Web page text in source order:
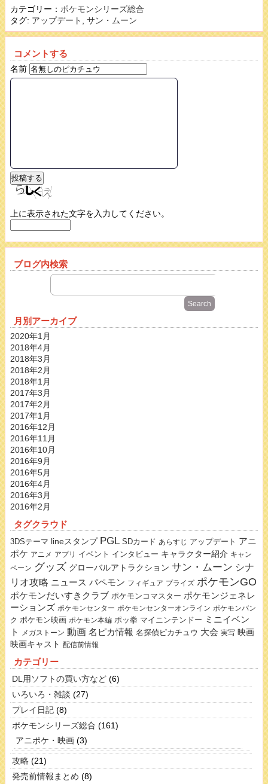
カテゴリー： ポケモンシリーズ総合
タグ: アップデート サン・ムーン
コメントする
名前
上に表示された文字を入力してください。
ブログ内検索
月別アーカイブ
2020年1月
2018年4月
2018年3月
2018年2月
2018年1月
2017年3月
2017年2月
2017年1月
2016年12月
2016年11月
2016年10月
2016年9月
2016年5月
2016年4月
2016年3月
2016年2月
タグクラウド
3DSテーマ lineスタンプ PGL SDカード あらすじ アップデート アニ
ポケ アニメ アプリ イベント インタビュー キャラクター紹介 キャン
ペーン グッズ グローバルアトラクション サン・ムーン シナ
リオ攻略 ニュース パペモン フィギュア プライズ ポケモンGO
ポケモンだいすきクラブ ポケモンコマスター ポケモンジェネレ
ーションズ ポケモンセンター ポケモンセンターオンライン ポケモンバン
ク ポケモン映画 ポケモン本編 ポッ拳 マイニンテンドー ミニイベン
ト
メガストーン 動画 名ピカ情報 名探偵ピカチュウ 大会 実写 映画
映画キャスト 配信前情報
カテゴリー
DL用ソフトの買い方など (6)
いろいろ・雑談 (27)
プレイ日記 (8)
ポケモンシリーズ総合 (161)
アニポケ・映画 (3)
攻略 (21)
発売前情報まとめ (8)